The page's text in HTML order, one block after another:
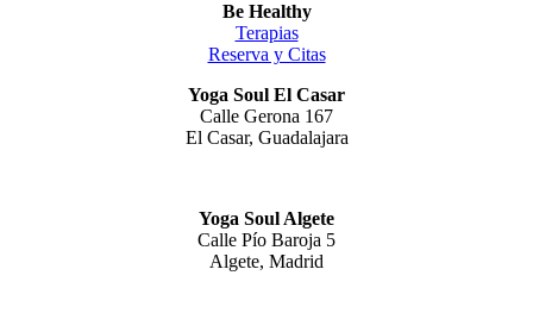
Be Healthy
Terapias
Reserva y Citas
Yoga Soul El Casar
Calle Gerona 167
El Casar, Guadalajara
Yoga Soul Algete
Calle Pío Baroja 5
Algete, Madrid